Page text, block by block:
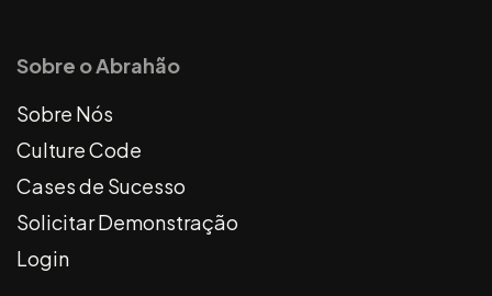
Sobre o Abrahão
Sobre Nós
Culture Code
Cases de Sucesso
Solicitar Demonstração
Login